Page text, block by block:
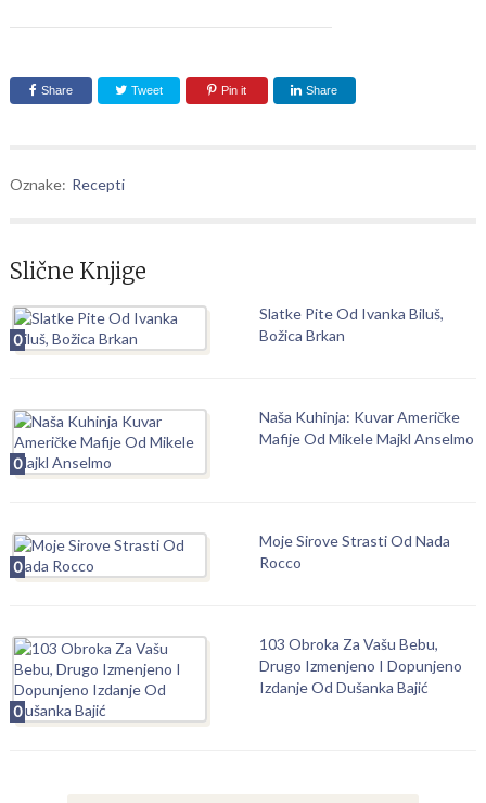
Share Tweet Pin it Share
Oznake: Recepti
Slične Knjige
0
Slatke Pite Od Ivanka Biluš,
Božica Brkan
0
Naša Kuhinja: Kuvar Američke
Mafije Od Mikele Majkl Anselmo
0
Moje Sirove Strasti Od Nada
Rocco
0
103 Obroka Za Vašu Bebu,
Drugo Izmenjeno I Dopunjeno
Izdanje Od Dušanka Bajić